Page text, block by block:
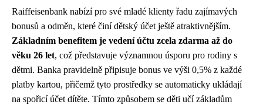
Raiffeisenbank nabízí pro své mladé klienty řadu zajímavých
bonusů a odměn, které činí dětský účet ještě atraktivnějším.
Základním benefitem je vedení účtu zcela zdarma až do
věku 26 let, což představuje významnou úsporu pro rodiny s
dětmi. Banka pravidelně připisuje bonus ve výši 0,5% z každé
platby kartou, přičemž tyto prostředky se automaticky ukládají
na spořicí účet dítěte. Tímto způsobem se děti učí základům